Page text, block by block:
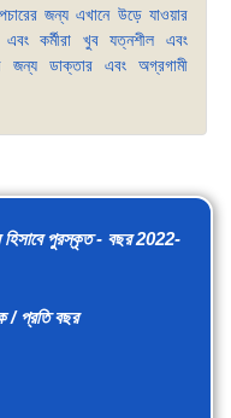
জন্য এখানে উড়ে যাওয়ার
এবং কর্মীরা খুব যত্নশীল এবং
জন্য ডাক্তার এবং অগ্রগামী
হিসাবে পুরস্কৃত - বছর 2022-
/ প্রতি বছর